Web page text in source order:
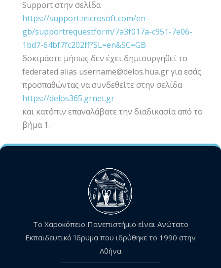
Support στην σελίδα
https://support.microsoft.com/en-
gb/supportrequestform/7a3f017a-c951-7e06-
1bd7-64bf7fc202ff?SL=en&SC=GB
δοκιμάστε μήπως δεν έχει δημιουργηθεί το
federated alias username@delos.hua.grγια εσάς
προσπαθώντας να συνδεθείτε στην σελίδα
https://delos365.grnet.gr
και κατόπιν επαναλάβατε την διαδικασία από το
βήμα 1.
Το Χαροκόπειο Πανεπιστήμιο είναι Ανώτατο
Εκπαιδευτικό Ίδρυμα που ιδρύθηκε το 1990 στην
Αθήνα